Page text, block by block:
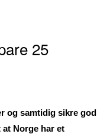
25
og samtidig sikre god
Norge har et